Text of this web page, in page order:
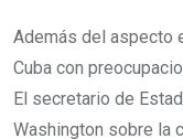
Además del aspecto
Cuba con
El secretario de
Washington sobre la